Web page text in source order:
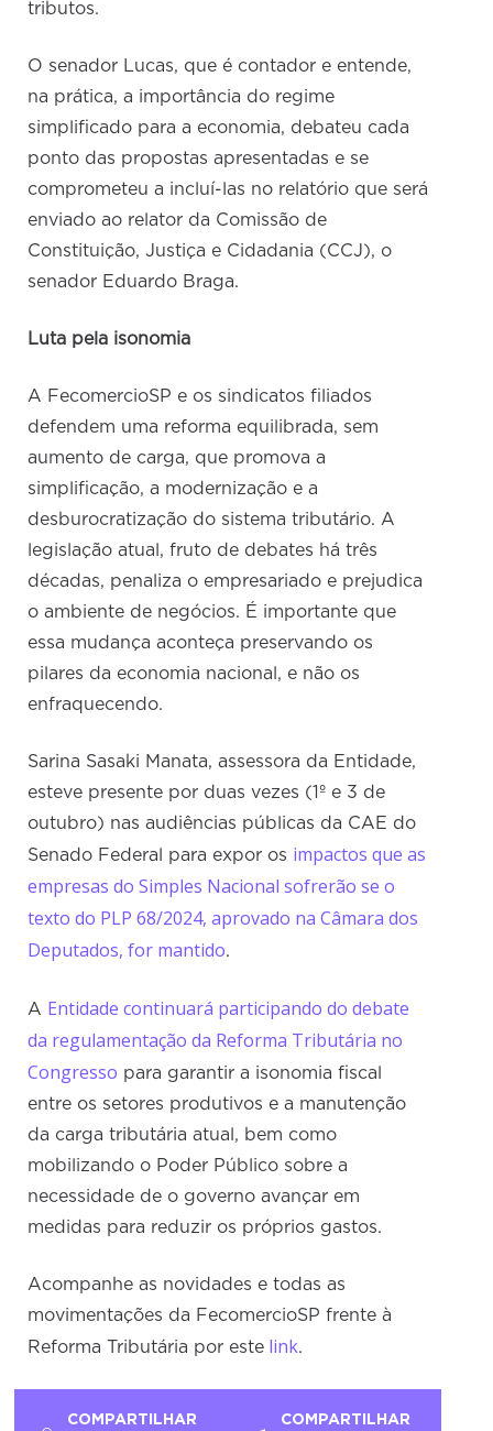
tributos.
O senador Lucas, que é contador e entende,
na prática, a importância do regime
simplificado para a economia, debateu cada
ponto das propostas apresentadas e se
comprometeu a incluí-las no relatório que será
enviado ao relator da Comissão de
Constituição, Justiça e Cidadania (CCJ), o
senador Eduardo Braga.
Luta pela isonomia
A FecomercioSP e os sindicatos filiados
defendem uma reforma equilibrada, sem
aumento de carga, que promova a
simplificação, a modernização e a
desburocratização do sistema tributário. A
legislação atual, fruto de debates há três
décadas, penaliza o empresariado e prejudica
o ambiente de negócios. É importante que
essa mudança aconteça preservando os
pilares da economia nacional, e não os
enfraquecendo.
Sarina Sasaki Manata, assessora da Entidade,
esteve presente por duas vezes (1º e 3 de
outubro) nas audiências públicas da CAE do
Senado Federal para expor os impactos que as
empresas do Simples Nacional sofrerão se o
texto do PLP 68/2024, aprovado na Câmara dos
Deputados, for mantido.
A Entidade continuará participando do debate
da regulamentação da Reforma Tributária no
Congresso para garantir a isonomia fiscal
entre os setores produtivos e a manutenção
da carga tributária atual, bem como
mobilizando o Poder Público sobre a
necessidade de o governo avançar em
medidas para reduzir os próprios gastos.
Acompanhe as novidades e todas as
movimentações da FecomercioSP frente à
Reforma Tributária por este link.
COMPARTILHAR COMPARTILHAR